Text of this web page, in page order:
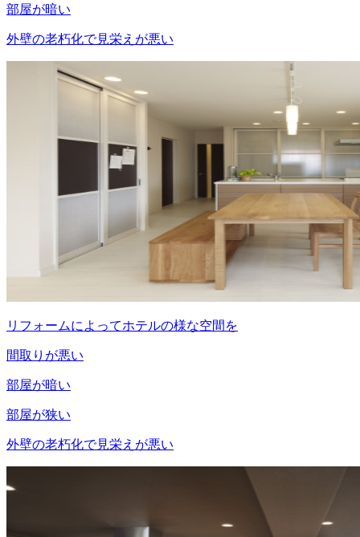
部屋が暗い
外壁の老朽化で見栄えが悪い
リフォームによってホテルの様な空間を
間取りが悪い
部屋が暗い
部屋が狭い
外壁の老朽化で見栄えが悪い